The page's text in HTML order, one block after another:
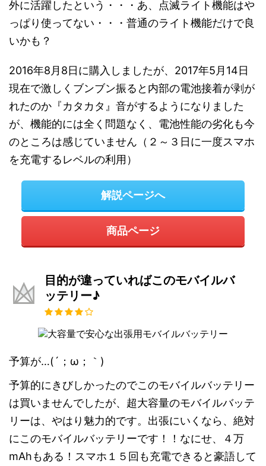
外に活躍したという・・・あ、点滅ライト機能はや
っぱり使ってない・・・普通のライト機能だけで良
いかも？
2016年8月8日に購入しましたが、2017年5月14日
現在で激しくブンブン振ると内部の電池接着が剥が
れたのか『カタカタ』音がするようになりました
が、機能的には全く問題なく、電池性能の劣化も今
のところは感じていません（２～３日に一度スマホ
を充電するレベルの利用）
解説ページへ
商品ページ
目的が違っていればこのモバイルバ
ッテリー♪
予算が…(´；ω；｀)
予算的にきびしかったのでこのモバイルバッテリー
は買いませんでしたが、超大容量のモバイルバッテ
リーは、やはり魅力的です。出張にいくなら、絶対
にこのモバイルバッテリーです！！なにせ、４万
mAhもある！スマホ１５回も充電できると豪語して